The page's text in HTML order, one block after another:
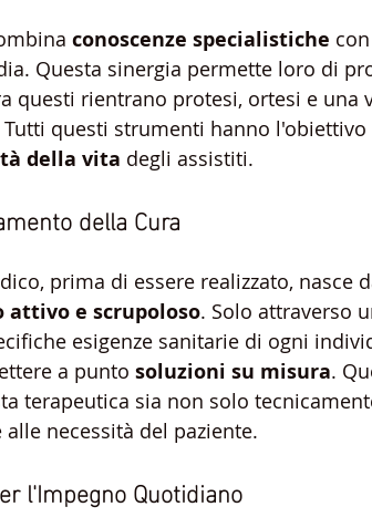
conoscenze specialistiche
Questa sinergia permette loro di
questi rientrano protesi, ortesi e una
questi strumenti hanno
della vita degli assistiti.
della Cura
prima di essere realizzato, nasce
attivo e scrupoloso. Solo attraverso
esigenze sanitarie di ogni
a punto soluzioni su misura.
terapeutica sia non solo
necessità del paziente.
l'Impegno Quotidiano